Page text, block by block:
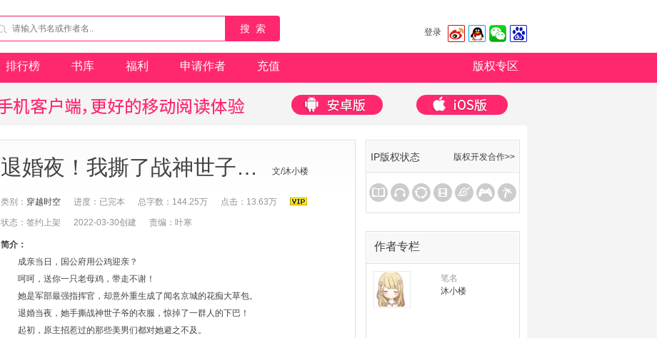
搜 索 登录
排行榜 书库 福利 申请作者 充值 版权专区
退婚夜！我撕了战神世子爷的衣服！ 文/沐小楼
类别： 穿越时空 进度：已完本 总字数：144.25万 点击：13.63万
状态：签约上架 2022-03-30创建 责编：叶寒
简介：
成亲当日，国公府用公鸡迎亲？
呵呵，送你一只老母鸡，带走不谢！
她是军部最强指挥官，却意外重生成了闻名京城的花痴大草包。
退婚当夜，她手撕战神世子爷的衣服，惊掉了一群人的下巴！
起初，原主招惹过的那些美男们都对她避之不及。
IP版权状态 版权开发合作>>
作者专栏
笔名
沐小楼